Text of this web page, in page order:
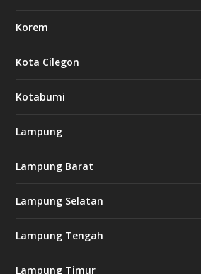
Korem
Kota Cilegon
Kotabumi
Lampung
Lampung Barat
Lampung Selatan
Lampung Tengah
Lampung Timur